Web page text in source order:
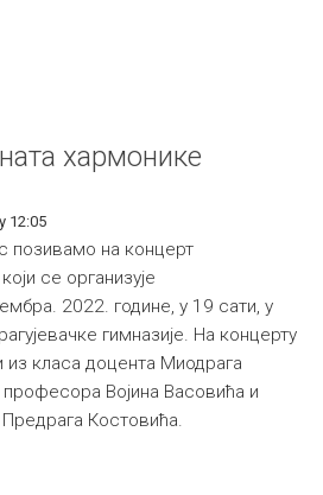
хармонике
12:05
на концерт
се организује
2022. године, у 19 сати, у
гимназије. На концерту
из класа доцента Миодрага
Војина Васовића и
Костовића.